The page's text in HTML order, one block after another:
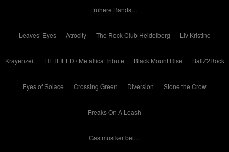
frühere Bands…
Leaves‘ Eyes Atrocity The Rock Club Heidelberg Liv Kristine
Krayenzeit HETFIELD / Metallica Tribute Black Mount Rise BallZ2Rock
Eyes of Solace Crossing Green Diversion Stone the Crow
Freaks On A Leash
Gastmusiker bei…